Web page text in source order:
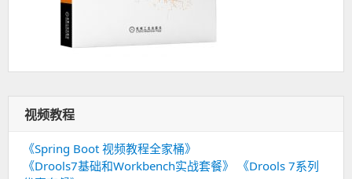
视频教程
《Spring Boot 视频教程全家桶》
《Drools7基础和Workbench实战套餐》
《Drools 7系列